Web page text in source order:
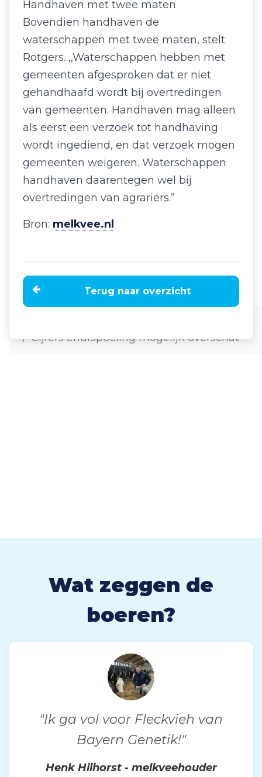
Cijfers erfafspoeling mogelijk overschat
Handhaven met twee maten
Bovendien handhaven de
waterschappen met twee maten, stelt
Rotgers. ,,Waterschappen hebben met
gemeenten afgesproken dat er niet
gehandhaafd wordt bij overtredingen
van gemeenten. Handhaven mag alleen
als eerst een verzoek tot handhaving
wordt ingediend, en dat verzoek mogen
gemeenten weigeren. Waterschappen
handhaven daarentegen wel bij
overtredingen van agrariërs.”
Bron: melkvee.nl
Terug naar overzicht
Wat zeggen de
boeren?
"Ik ga vol voor Fleckvieh van
Bayern Genetik!"
Henk Hilhorst - melkveehouder